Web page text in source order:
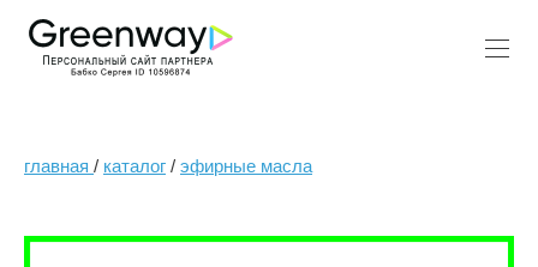
главная / каталог / эфирные масла